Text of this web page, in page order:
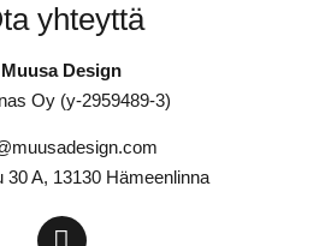
yhteyttä
Muusa Design
Oy (y-2959489-3)
30 A, 13130 Hämeenlinna